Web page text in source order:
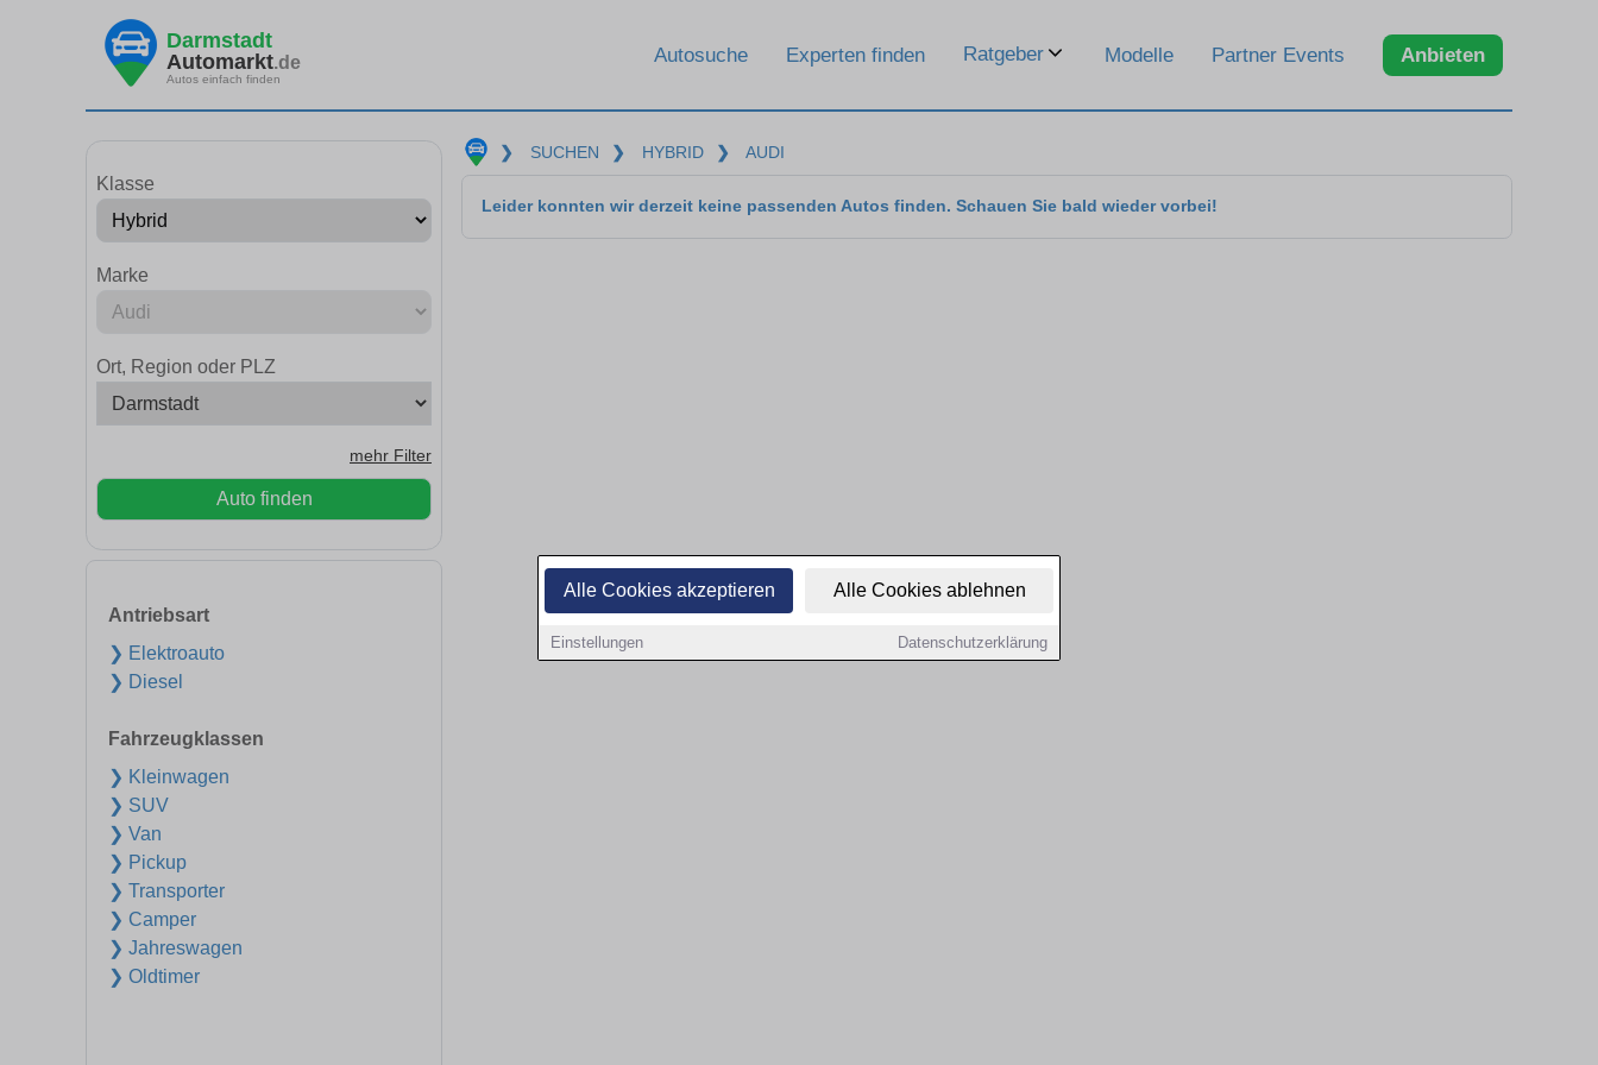
Alle Cookies akzeptieren Alle Cookies ablehnen
Einstellungen Datenschutzerklärung
Darmstadt
Automarkt.de
Autos einfach finden
Autosuche Experten finden Ratgeber Modelle Partner Events Anbieten
Klasse
Marke
Ort, Region oder PLZ
mehr Filter
Auto finden
Antriebsart
❯ Elektroauto
❯ Diesel
Fahrzeugklassen
❯ Kleinwagen
❯ SUV
❯ Van
❯ Pickup
❯ Transporter
❯ Camper
❯ Jahreswagen
❯ Oldtimer
❯ SUCHEN ❯ HYBRID ❯ AUDI
Leider konnten wir derzeit keine passenden Autos finden. Schauen Sie bald wieder vorbei!